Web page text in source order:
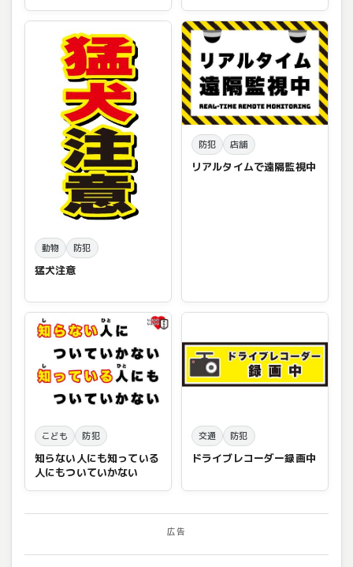
動物 防犯
猛犬注意
防犯 店舗
リアルタイムで遠隔監視中
こども 防犯
知らない人にも知っている
人にもついていかない
交通 防犯
ドライブレコーダー録画中
広告